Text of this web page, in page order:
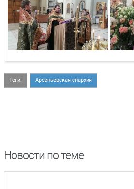
Теги: Арсеньевская епархия
Новости по теме